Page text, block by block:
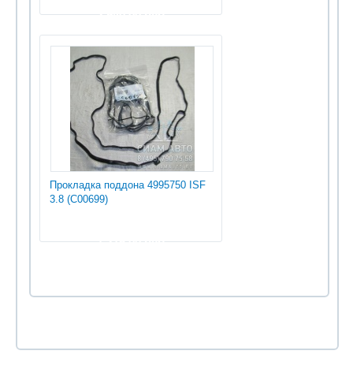
2 940.00 руб
Прокладка поддона 4995750 ISF
3.8 (С00699)
1 275.00 руб